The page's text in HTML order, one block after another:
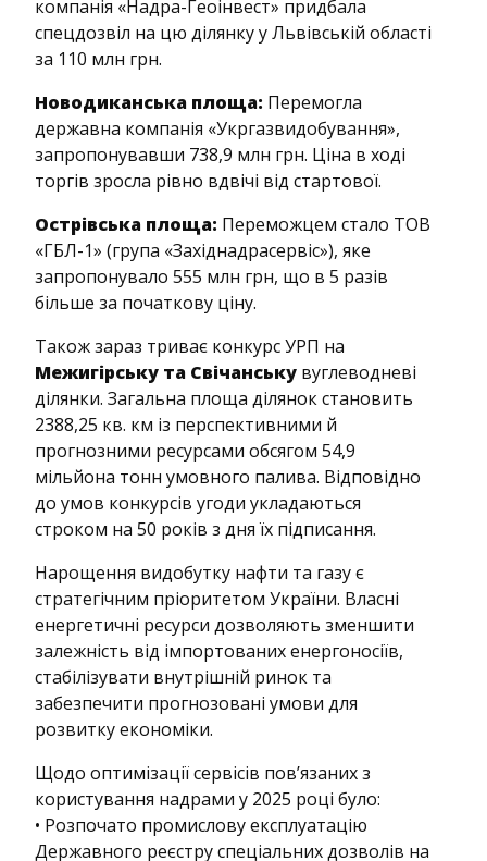
компанія «Надра-Геоінвест» придбала
спецдозвіл на цю ділянку у Львівській області
за 110 млн грн.
Новодиканська площа: Перемогла
державна компанія «Укргазвидобування»,
запропонувавши 738,9 млн грн. Ціна в ході
торгів зросла рівно вдвічі від стартової.
Острівська площа: Переможцем стало ТОВ
«ГБЛ-1» (група «Західнадрасервіс»), яке
запропонувало 555 млн грн, що в 5 разів
більше за початкову ціну.
Також зараз триває конкурс УРП на
Межигірську та Свічанську вуглеводневі
ділянки. Загальна площа ділянок становить
2388,25 кв. км із перспективними й
прогнозними ресурсами обсягом 54,9
мільйона тонн умовного палива. Відповідно
до умов конкурсів угоди укладаються
строком на 50 років з дня їх підписання.
Нарощення видобутку нафти та газу є
стратегічним пріоритетом України. Власні
енергетичні ресурси дозволяють зменшити
залежність від імпортованих енергоносіїв,
стабілізувати внутрішній ринок та
забезпечити прогнозовані умови для
розвитку економіки.
Щодо оптимізації сервісів пов’язаних з
користування надрами у 2025 році було:
• Розпочато промислову експлуатацію
Державного реєстру спеціальних дозволів на